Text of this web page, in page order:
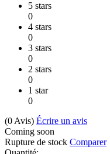
5 stars
0
4 stars
0
3 stars
0
2 stars
0
1 star
0
(0 Avis) Écrire un avis
Coming soon
Rupture de stock Comparer